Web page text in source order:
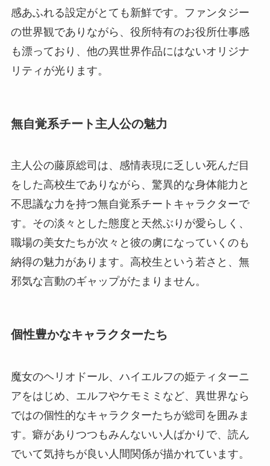
感あふれる設定がとても新鮮です。ファンタジー
の世界観でありながら、役所特有のお役所仕事感
も漂っており、他の異世界作品にはないオリジナ
リティが光ります。
無自覚系チート主人公の魅力
主人公の藤原総司は、感情表現に乏しい死んだ目
をした高校生でありながら、驚異的な身体能力と
不思議な力を持つ無自覚系チートキャラクターで
す。その淡々とした態度と天然ぶりが愛らしく、
職場の美女たちが次々と彼の虜になっていくのも
納得の魅力があります。高校生という若さと、無
邪気な言動のギャップがたまりません。
個性豊かなキャラクターたち
魔女のヘリオドール、ハイエルフの姫ティターニ
アをはじめ、エルフやケモミミなど、異世界なら
ではの個性的なキャラクターたちが総司を囲みま
す。癖がありつつもみんないい人ばかりで、読ん
でいて気持ちが良い人間関係が描かれています。